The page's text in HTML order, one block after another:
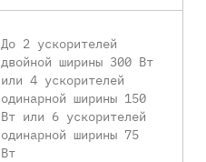
До 2 ускорителей
двойной ширины 300 Вт
или 4 ускорителей
одинарной ширины 150
Вт или 6 ускорителей
одинарной ширины 75
Вт